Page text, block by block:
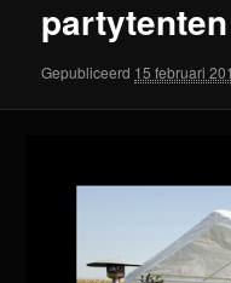
partytenten
Gepubliceerd 15 februari